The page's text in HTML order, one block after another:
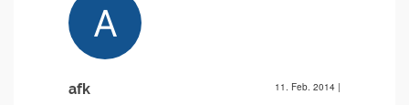
afk 11. Feb. 2014 |